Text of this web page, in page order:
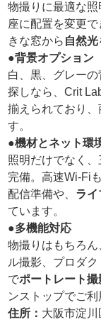
物撮りに最適な
座に配置を変更
きな窓から 自然光
●背景オプション
白、黒、グレーの
探しなら、Crit
揃えられており
す。
●機材とネット環
照明だけでなく
完備。高速Wi-Fi
配信準備や、 ライ
ています。
●多機能対応
物撮りはもちろん
ル撮影、プロダ
でポートレート撮
ンストップでご利
住所： 大阪市淀